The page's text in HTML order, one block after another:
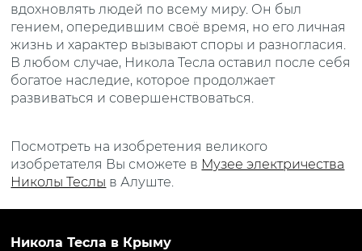
вдохновлять людей по всему миру. Он был
гением, опередившим своё время, но его личная
жизнь и характер вызывают споры и разногласия.
В любом случае, Никола Тесла оставил после себя
богатое наследие, которое продолжает
развиваться и совершенствоваться.
Посмотреть на изобретения великого
изобретателя Вы сможете в Музее электричества
Николы Теслы в Алуште.
Никола Тесла в Крыму